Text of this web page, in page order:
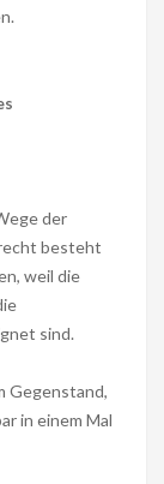
der
besteht
weil die
sind.
Gegenstand,
in einem Mal